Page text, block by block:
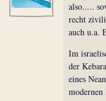
also.....
recht
auch u.a.
Im
der
eines
modernen